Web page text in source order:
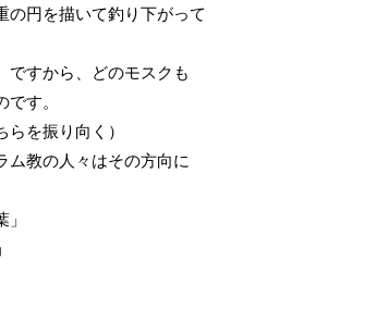
の円を描いて釣り下がって
ですから、どのモスクも
す。
を振り向く）
ム教の人々はその方向に